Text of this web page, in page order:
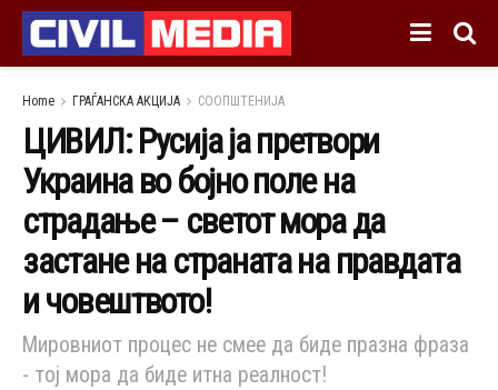
Home ГРАЃАНСКА АКЦИЈА СООПШТЕНИЈА
ЦИВИЛ: Русија ја претвори
Украина во бојно поле на
страдање – светот мора да
застане на страната на правдата
и човештвото!
Мировниот процес не смее да биде празна фраза
- тој мора да биде итна реалност!